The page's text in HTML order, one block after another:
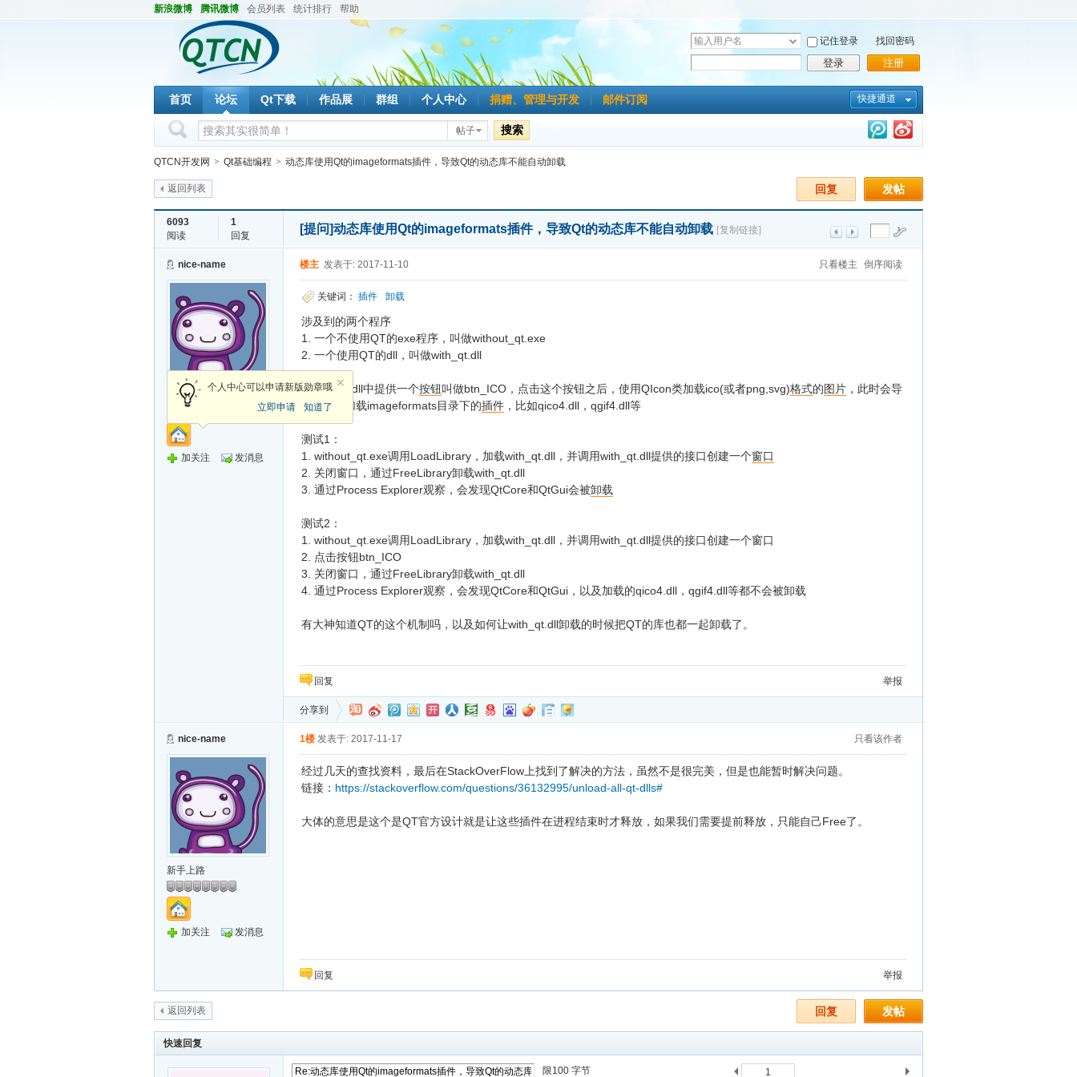
新浪微博 腾讯微博 会员列表 统计排行 帮助
用
户
名
记住登录
登录
找回密码
注册
快捷通道
首页 论坛 Qt下载 作品展 群组 个人中心 捐赠、管理与开发 邮件订阅
帖子 搜索
QTCN开发网 > Qt基础编程 > 动态库使用Qt的imageformats插件，导致Qt的动态库不能自动卸载
发帖
回复
返回列表
6093
阅读
1
回复
[提问]动态库使用Qt的imageformats插件，导致Qt的动态库不能自动卸载 [复制链接]
nice-name
新手上路
个人中心可以申请新版勋章哦
立即申请
知道了
加关注 发消息
只看楼主 倒序阅读
楼主 发表于: 2017-11-10
关键词： 插件 卸载
涉及到的两个程序
1. 一个不使用QT的exe程序，叫做without_qt.exe
2. 一个使用QT的dll，叫做with_qt.dll
在with_qt.dll中提供一个按钮叫做btn_ICO，点击这个按钮之后，使用QIcon类加载ico(或者png,svg)格式的图片 ，此时会导
致qt自动加载imageformats目录下的插件 ，比如qico4.dll，qgif4.dll等
测试1：
1. without_qt.exe调用LoadLibrary，加载with_qt.dll，并调用with_qt.dll提供的接口创建一个窗口
2. 关闭窗口，通过FreeLibrary卸载with_qt.dll
3. 通过Process Explorer观察，会发现QtCore和QtGui会被卸载
测试2：
1. without_qt.exe调用LoadLibrary，加载with_qt.dll，并调用with_qt.dll提供的接口创建一个窗口
2. 点击按钮btn_ICO
3. 关闭窗口，通过FreeLibrary卸载with_qt.dll
4. 通过Process Explorer观察，会发现QtCore和QtGui，以及加载的qico4.dll，qgif4.dll等都不会被卸载
有大神知道QT的这个机制吗，以及如何让with_qt.dll卸载的时候把QT的库也都一起卸载了。
回复 举报
分享到
nice-name
新手上路
加关注 发消息
只看该作者
1楼 发表于: 2017-11-17
经过几天的查找资料，最后在StackOverFlow上找到了解决的方法，虽然不是很完美，但是也能暂时解决问题。
链接： https://stackoverflow.com/questions/36132995/unload-all-qt-dlls#
大体的意思是这个是QT官方设计就是让这些插件在进程结束时才释放，如果我们需要提前释放，只能自己Free了。
回复 举报
发帖
回复
返回列表
快速回复
限100 字节 1